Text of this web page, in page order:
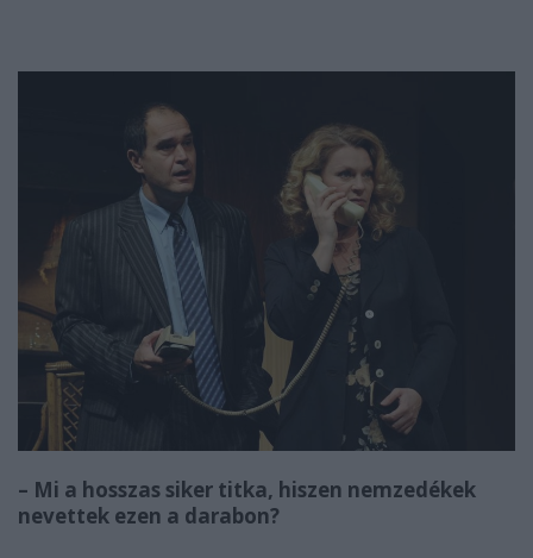
– Mi a hosszas siker titka, hiszen nemzedékek
nevettek ezen a darabon?